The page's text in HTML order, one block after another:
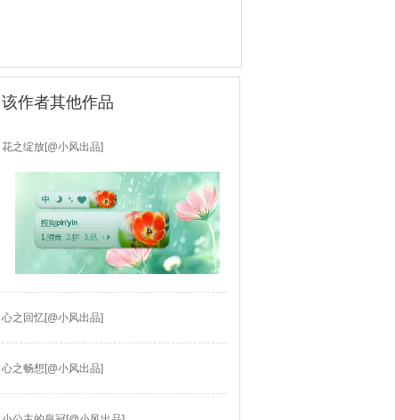
该作者其他作品
花之绽放[@小风出品]
心之回忆[@小风出品]
心之畅想[@小风出品]